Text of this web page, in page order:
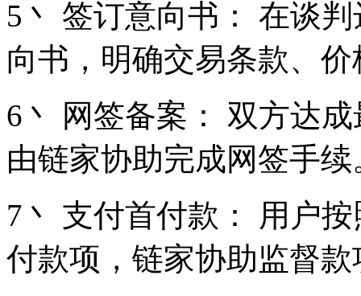
5丶 签订意向书： 在谈
向书，明确交易条款、
6丶 网签备案： 双方达
由链家协助完成网签手续
7丶 支付首付款： 用户
付款项，链家协助监督